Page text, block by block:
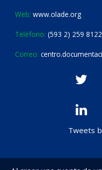
Web: www.olade.org
Teléfono: (593 2) 259
Correo:
Tweets